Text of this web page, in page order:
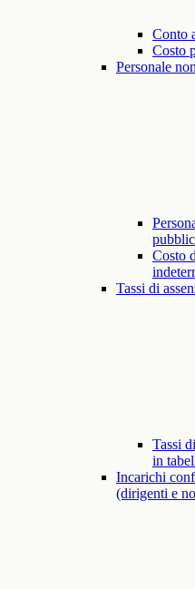
Conto
Costo
Personale
Costo
Tassi di
Tassi
in
Incarichi
(dirigenti e